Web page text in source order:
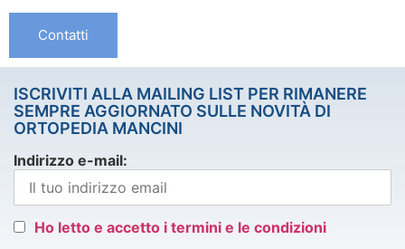
Contatti
ISCRIVITI ALLA MAILING LIST PER RIMANERE
SEMPRE AGGIORNATO SULLE NOVITÀ DI
ORTOPEDIA MANCINI
Indirizzo e-mail:
Ho letto e accetto i termini e le condizioni